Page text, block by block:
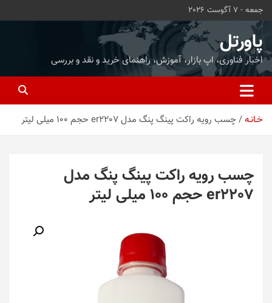
محتوا
بروید
جمعه - 7 آگوست 2026
پاورتل
اخبار فناوری، اپ بازار، آموزش، راهنمای خرید و نقد و بررسی
خـانـه چسب رویه راکت پینگ پنگ مدل er2207 حجم 100 میلی لیتر
چسب رویه راکت پینگ پنگ مدل
er2207 حجم 100 میلی لیتر